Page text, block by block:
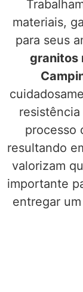
materiais,
para seus
granitos
processo
resultando
valorizam
importante
entregar